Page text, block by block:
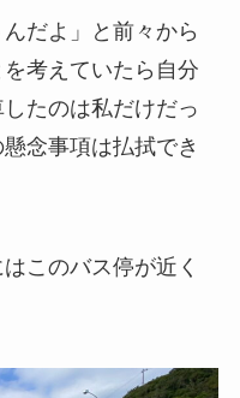
だよ」と前々から
考えていたら自分
たのは私だけだっ
念事項は払拭でき
このバス停が近く